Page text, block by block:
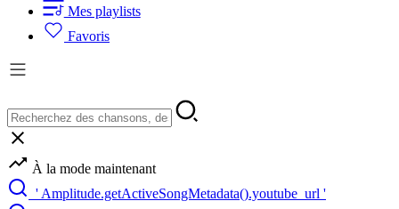
Mes playlists
Favoris
À la mode maintenant
' Amplitude.getActiveSongMetadata().youtube_url '